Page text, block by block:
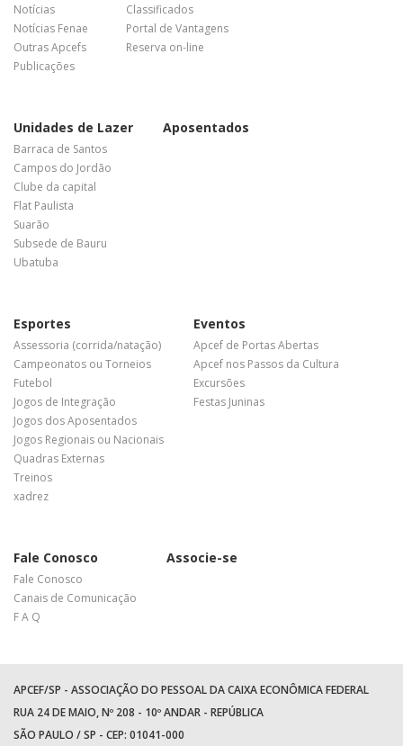
Notícias
Notícias Fenae
Outras Apcefs
Publicações
Classificados
Portal de Vantagens
Reserva on-line
Unidades de Lazer
Barraca de Santos
Campos do Jordão
Clube da capital
Flat Paulista
Suarão
Subsede de Bauru
Ubatuba
Aposentados
Esportes
Assessoria (corrida/natação)
Campeonatos ou Torneios
Futebol
Jogos de Integração
Jogos dos Aposentados
Jogos Regionais ou Nacionais
Quadras Externas
Treinos
xadrez
Eventos
Apcef de Portas Abertas
Apcef nos Passos da Cultura
Excursões
Festas Juninas
Fale Conosco
Fale Conosco
Canais de Comunicação
F A Q
Associe-se
APCEF/SP - ASSOCIAÇÃO DO PESSOAL DA CAIXA ECONÔMICA FEDERAL
RUA 24 DE MAIO, Nº 208 - 10º ANDAR - REPÚBLICA
SÃO PAULO / SP - CEP: 01041-000